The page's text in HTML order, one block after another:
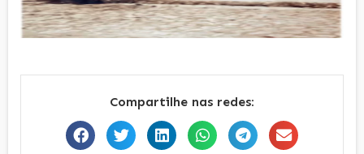
Compartilhe nas redes: